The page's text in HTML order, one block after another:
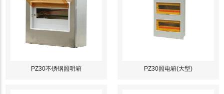
PZ30不锈钢照明箱 PZ30照电箱(大型)